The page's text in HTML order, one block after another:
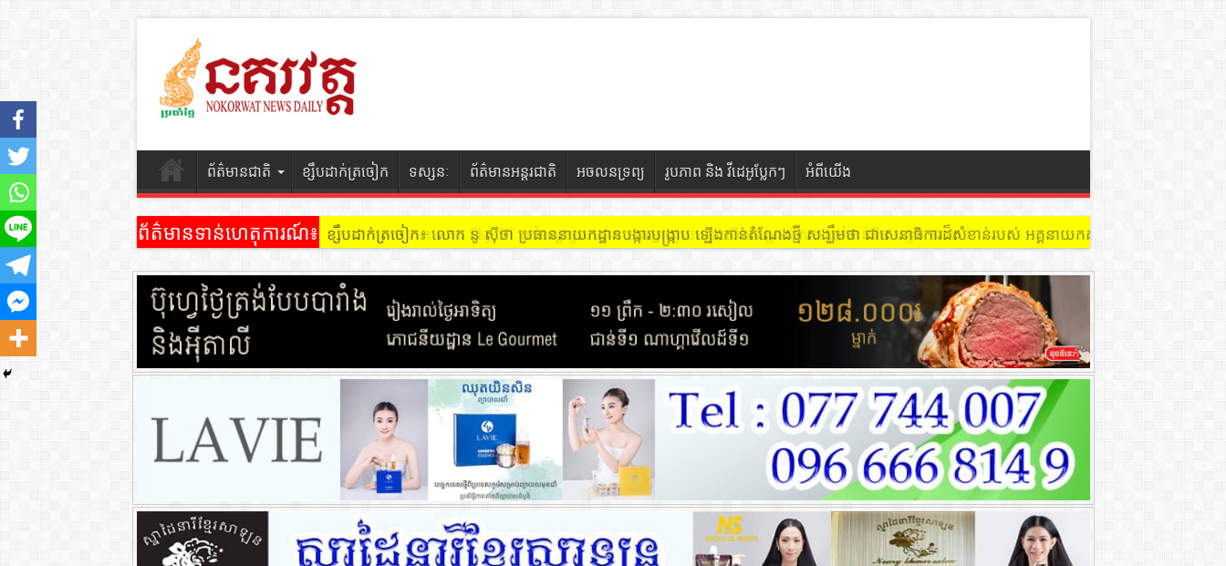
ព័ត៌មានជាតិ ខ្សឹបដាក់ត្រចៀក ទស្សនៈ ព័ត៌មានអន្តរជាតិ អចលនទ្រព្យ រូបភាព និង វីដេអូប្លែកៗ អំពីយើង
ព័ត៌មានទាន់ហេតុការណ៍៖ ខ្សឹបដាក់ត្រចៀក ៖ អគារ Sky 31 នៅខណ្ឌទួលគោក មានអ្នកជួលបន្ទប់បើកល្បែងសុីសង នៅជាន់ទី៩ បន្ទប់ ៩០២ !